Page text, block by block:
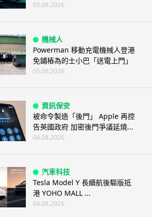
05.08.2026
機械人
Powerman 移動充電機械人登港
免鋪樁為的士小巴「送電上門」
05.08.2026
資訊保安
被命令製造「後門」 Apple 再控
告英國政府 加密後門爭議延燒...
04.08.2026
汽車科技
Tesla Model Y 長續航後驅版抵
港 YOHO MALL ...
04.08.2026